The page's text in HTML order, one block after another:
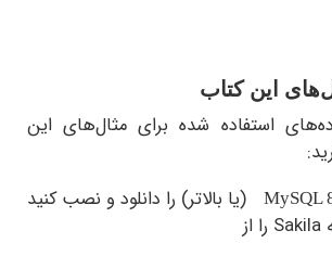
کتاب
شده برای مثال‌های این
(یا بالاتر) را دانلود و نصب کنید
را از